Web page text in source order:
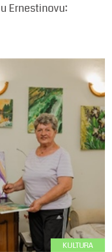
Ernestinovu:
KULTURA